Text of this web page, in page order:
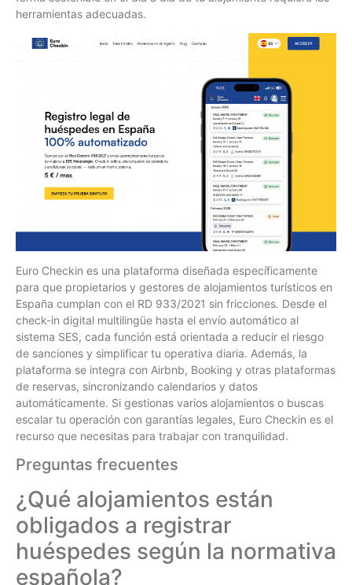
herramientas adecuadas.
Euro Checkin es una plataforma diseñada específicamente
para que propietarios y gestores de alojamientos turísticos en
España cumplan con el RD 933/2021 sin fricciones. Desde el
check-in digital multilingüe hasta el envío automático al
sistema SES, cada función está orientada a reducir el riesgo
de sanciones y simplificar tu operativa diaria. Además, la
plataforma se integra con Airbnb, Booking y otras plataformas
de reservas, sincronizando calendarios y datos
automáticamente. Si gestionas varios alojamientos o buscas
escalar tu operación con garantías legales, Euro Checkin es el
recurso que necesitas para trabajar con tranquilidad.
Preguntas frecuentes
¿Qué alojamientos están
obligados a registrar
huéspedes según la normativa
española?